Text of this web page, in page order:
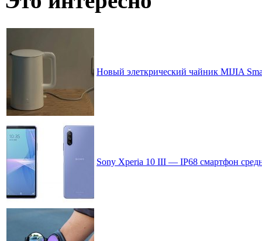
Новый элеткрический чайник MIJIA
Sony Xperia 10 III — IP68 смартфон